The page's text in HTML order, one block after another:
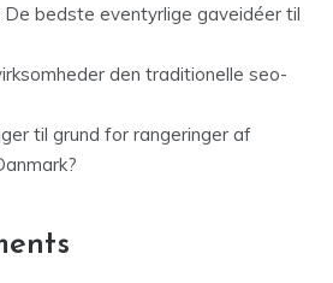
De bedste eventyrlige gaveidéer til
den traditionelle seo-
til grund for rangeringer af